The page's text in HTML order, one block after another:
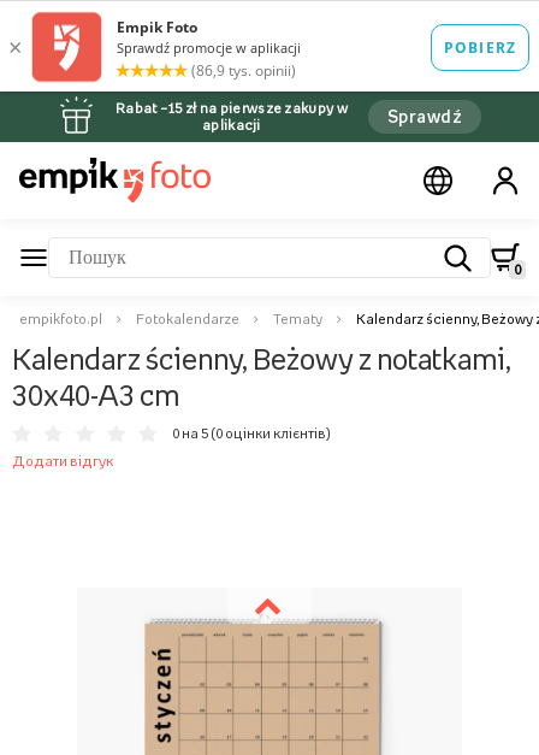
Rabat –15 zł na pierwsze zakupy w
aplikacji
Sprawdź
0
empikfoto.pl Fotokalendarze Tematy Kalendarz ścienny, Beżowy
Kalendarz ścienny, Beżowy z notatkami,
30x40-A3 cm
0 на 5 (0 оцінки клієнтів)
Додати відгук